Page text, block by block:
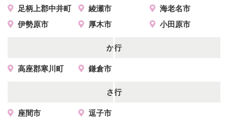
足柄上郡中井町
綾瀬市
海老名市
伊勢原市
厚木市 小田原市
か行
高座郡寒川町 鎌倉市
さ行
座間市 逗子市